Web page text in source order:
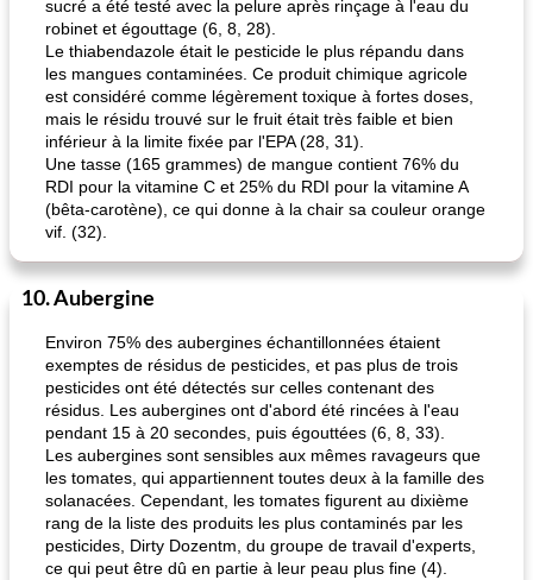
sucré a été testé avec la pelure après rinçage à l'eau du
robinet et égouttage (6, 8, 28).
Le thiabendazole était le pesticide le plus répandu dans
les mangues contaminées. Ce produit chimique agricole
est considéré comme légèrement toxique à fortes doses,
mais le résidu trouvé sur le fruit était très faible et bien
inférieur à la limite fixée par l'EPA (28, 31).
Une tasse (165 grammes) de mangue contient 76% du
RDI pour la vitamine C et 25% du RDI pour la vitamine A
(bêta-carotène), ce qui donne à la chair sa couleur orange
vif. (32).
10. Aubergine
Environ 75% des aubergines échantillonnées étaient
exemptes de résidus de pesticides, et pas plus de trois
pesticides ont été détectés sur celles contenant des
résidus. Les aubergines ont d'abord été rincées à l'eau
pendant 15 à 20 secondes, puis égouttées (6, 8, 33).
Les aubergines sont sensibles aux mêmes ravageurs que
les tomates, qui appartiennent toutes deux à la famille des
solanacées. Cependant, les tomates figurent au dixième
rang de la liste des produits les plus contaminés par les
pesticides, Dirty Dozentm, du groupe de travail d'experts,
ce qui peut être dû en partie à leur peau plus fine (4).